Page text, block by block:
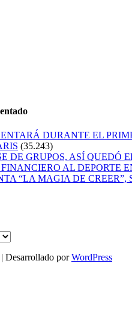
DURANTE EL
(35.243)
DE GRUPOS, ASÍ QUEDÓ
AL DEPORTE
“LA MAGIA DE
| Desarrollado porWordPress